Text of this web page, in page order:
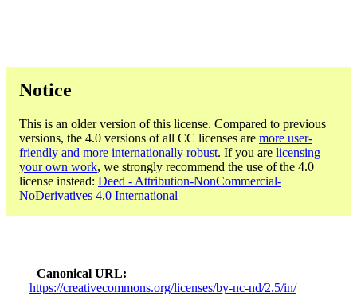
Notice
This is an older version of this license. Compared to previous
versions, the 4.0 versions of all CC licenses are more user-
friendly and more internationally robust. If you are licensing
your own work, we strongly recommend the use of the 4.0
license instead: Deed - Attribution-NonCommercial-
NoDerivatives 4.0 International
Canonical URL
https://creativecommons.org/licenses/by-nc-nd/2.5/in/